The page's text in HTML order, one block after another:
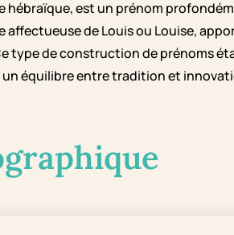
hébraïque, est un prénom
de Louis ou Louise,
type de construction de prénoms
équilibre entre tradition et